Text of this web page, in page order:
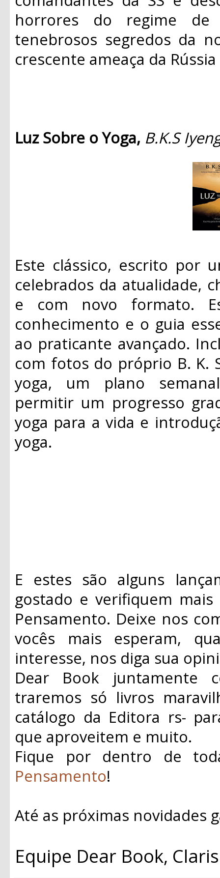
horrores do regime
tenebrosos segredos da
crescente ameaça da
Luz Sobre o Yoga, B.K.S
Este clássico, escrito por
celebrados da atualidade,
e com novo formato.
conhecimento e o guia
ao praticante avançado.
com fotos do próprio B. K.
yoga, um plano
permitir um progresso
yoga para a vida e
yoga.
E estes são alguns
gostado e verifiquem
Pensamento. Deixe nos
vocês mais esperam,
interesse, nos diga sua
Dear Book juntamente
traremos só livros
catálogo da Editora rs-
que aproveitem e muito.
Fique por dentro de
Pensamento!
Até as próximas novidades
Equipe Dear Book,